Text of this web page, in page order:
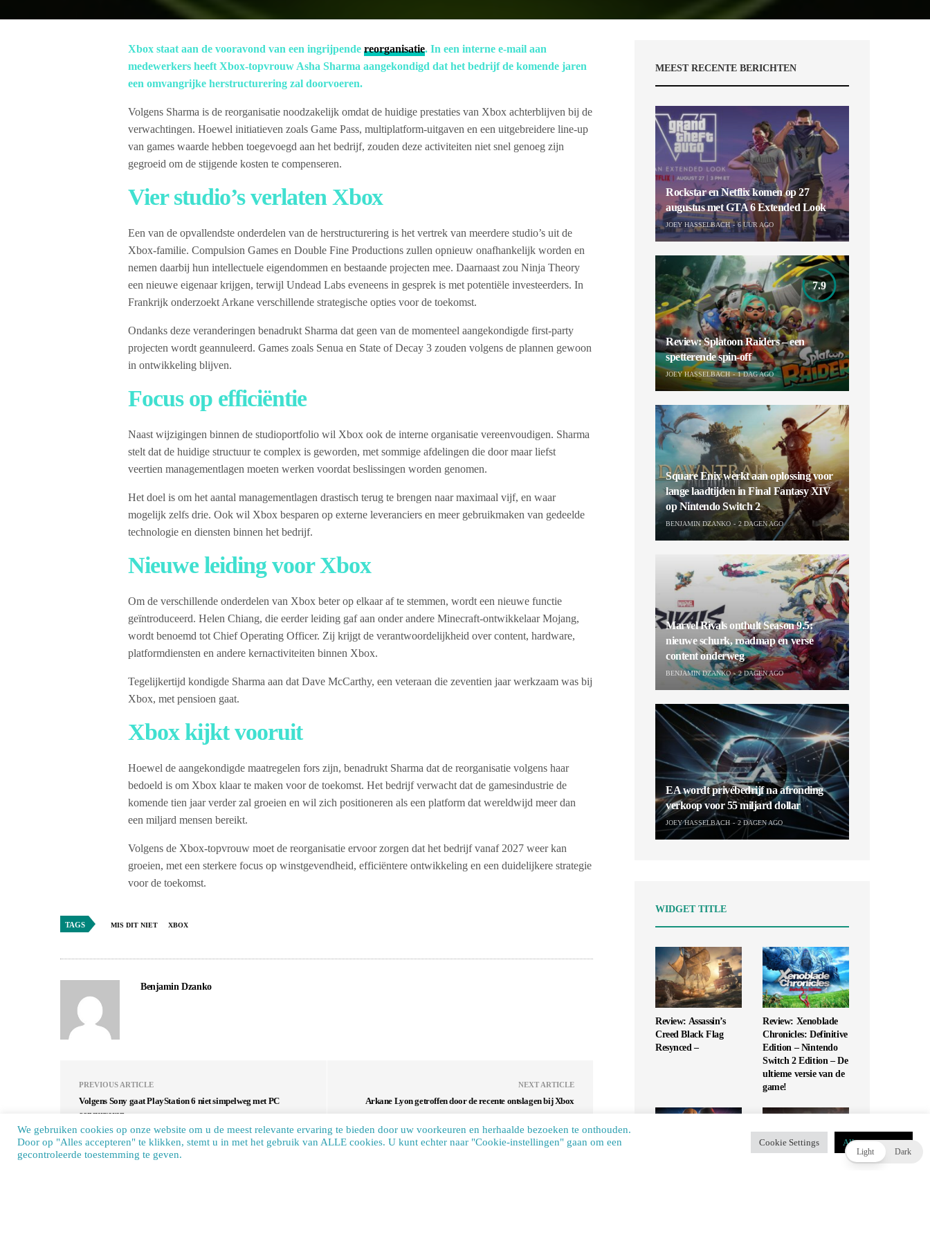
Xbox staat aan de vooravond van een ingrijpendereorganisatie. In een interne e-mail aan
medewerkers heeft Xbox-topvrouw Asha Sharma aangekondigd dat het bedrijf de komende jaren
een omvangrijke herstructurering zal doorvoeren.
Volgens Sharma is de reorganisatie noodzakelijk omdat de huidige prestaties van Xbox achterblijven bij de
verwachtingen. Hoewel initiatieven zoals Game Pass, multiplatform-uitgaven en een uitgebreidere line-up
van games waarde hebben toegevoegd aan het bedrijf, zouden deze activiteiten niet snel genoeg zijn
gegroeid om de stijgende kosten te compenseren.
Vier studio’s verlaten Xbox
Een van de opvallendste onderdelen van de herstructurering is het vertrek van meerdere studio’s uit de
Xbox-familie. Compulsion Games en Double Fine Productions zullen opnieuw onafhankelijk worden en
nemen daarbij hun intellectuele eigendommen en bestaande projecten mee. Daarnaast zou Ninja Theory
een nieuwe eigenaar krijgen, terwijl Undead Labs eveneens in gesprek is met potentiële investeerders. In
Frankrijk onderzoekt Arkane verschillende strategische opties voor de toekomst.
Ondanks deze veranderingen benadrukt Sharma dat geen van de momenteel aangekondigde first-party
projecten wordt geannuleerd. Games zoals Senua en State of Decay 3 zouden volgens de plannen gewoon
in ontwikkeling blijven.
Focus op efficiëntie
Naast wijzigingen binnen de studioportfolio wil Xbox ook de interne organisatie vereenvoudigen. Sharma
stelt dat de huidige structuur te complex is geworden, met sommige afdelingen die door maar liefst
veertien managementlagen moeten werken voordat beslissingen worden genomen.
Het doel is om het aantal managementlagen drastisch terug te brengen naar maximaal vijf, en waar
mogelijk zelfs drie. Ook wil Xbox besparen op externe leveranciers en meer gebruikmaken van gedeelde
technologie en diensten binnen het bedrijf.
Nieuwe leiding voor Xbox
Om de verschillende onderdelen van Xbox beter op elkaar af te stemmen, wordt een nieuwe functie
geïntroduceerd. Helen Chiang, die eerder leiding gaf aan onder andere Minecraft-ontwikkelaar Mojang,
wordt benoemd tot Chief Operating Officer. Zij krijgt de verantwoordelijkheid over content, hardware,
platformdiensten en andere kernactiviteiten binnen Xbox.
Tegelijkertijd kondigde Sharma aan dat Dave McCarthy, een veteraan die zeventien jaar werkzaam was bij
Xbox, met pensioen gaat.
Xbox kijkt vooruit
Hoewel de aangekondigde maatregelen fors zijn, benadrukt Sharma dat de reorganisatie volgens haar
bedoeld is om Xbox klaar te maken voor de toekomst. Het bedrijf verwacht dat de gamesindustrie de
komende tien jaar verder zal groeien en wil zich positioneren als een platform dat wereldwijd meer dan
een miljard mensen bereikt.
Volgens de Xbox-topvrouw moet de reorganisatie ervoor zorgen dat het bedrijf vanaf 2027 weer kan
groeien, met een sterkere focus op winstgevendheid, efficiëntere ontwikkeling en een duidelijkere strategie
voor de toekomst.
TAGS MIS DIT NIET XBOX
Benjamin Dzanko
PREVIOUS ARTICLE
Volgens Sony gaat PlayStation 6 niet simpelweg met PC
concurreren
NEXT ARTICLE
Arkane Lyon getroffen door de recente ontslagen bij Xbox
MEEST RECENTE BERICHTEN
Rockstar en Netflix komen op 27
augustus met GTA 6 Extended Look
JOEY HASSELBACH 6 UUR AGO
7.9
Review: Splatoon Raiders – een
spetterende spin-off
JOEY HASSELBACH 1 DAG AGO
Square Enix werkt aan oplossing voor
lange laadtijden in Final Fantasy XIV
op Nintendo Switch 2
BENJAMIN DZANKO 2 DAGEN AGO
Marvel Rivals onthult Season 9.5:
nieuwe schurk, roadmap en verse
content onderweg
BENJAMIN DZANKO 2 DAGEN AGO
EA wordt privébedrijf na afronding
verkoop voor 55 miljard dollar
JOEY HASSELBACH 2 DAGEN AGO
WIDGET TITLE
Review: Assassin’s
Creed Black Flag
Resynced –
Review: Xenoblade
Chronicles: Definitive
Edition – Nintendo
Switch 2 Edition – De
ultieme versie van de
game!
We gebruiken cookies op onze website om u de meest relevante ervaring te bieden door uw voorkeuren en herhaalde bezoeken te onthouden.
Door op "Alles accepteren" te klikken, stemt u in met het gebruik van ALLE cookies. U kunt echter naar "Cookie-instellingen" gaan om een ​​
gecontroleerde toestemming te geven.
Cookie Settings Alles accepteren
Light Dark
Our site uses cookies. Learn more about our use of cookies:cookie policy ACCEPT